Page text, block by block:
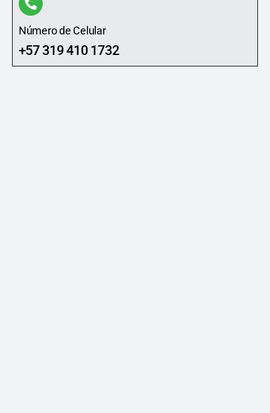
Número de Celular
+57 319 410 1732